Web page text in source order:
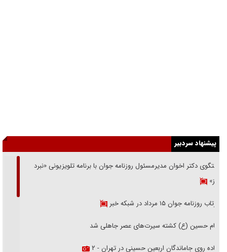
پیشنهاد سردبیر
گفتگوی دکتر اخوان مدیرمسئول روزنامه جوان با برنامه تلویزیونی «نبرد
هرمز»
بازتاب روزنامه جوان ۱۵ مرداد در شبکه خبر
امام حسین (ع) کشته سیرت‌های عصر جاهلی شد
پیاده روی جاماندگان اربعین حسینی در تهران - ۲